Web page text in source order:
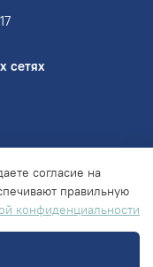
сетях
согласие на
правильную
конфиденциальности